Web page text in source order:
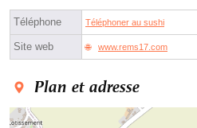
Téléphone Téléphoner au sushi
Site web www.rems17.com
Plan et adresse